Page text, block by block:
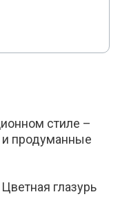
стиле –
продуманные
глазурь